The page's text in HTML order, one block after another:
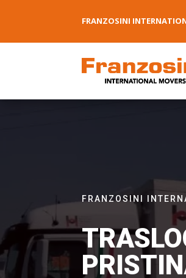
FRANZOSINI
FRANZOSINI